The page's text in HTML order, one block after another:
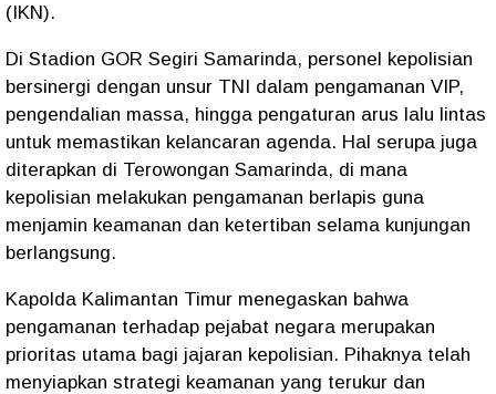
(IKN).
Di Stadion GOR Segiri Samarinda, personel kepolisian
bersinergi dengan unsur TNI dalam pengamanan VIP,
pengendalian massa, hingga pengaturan arus lalu lintas
untuk memastikan kelancaran agenda. Hal serupa juga
diterapkan di Terowongan Samarinda, di mana
kepolisian melakukan pengamanan berlapis guna
menjamin keamanan dan ketertiban selama kunjungan
berlangsung.
Kapolda Kalimantan Timur menegaskan bahwa
pengamanan terhadap pejabat negara merupakan
prioritas utama bagi jajaran kepolisian. Pihaknya telah
menyiapkan strategi keamanan yang terukur dan